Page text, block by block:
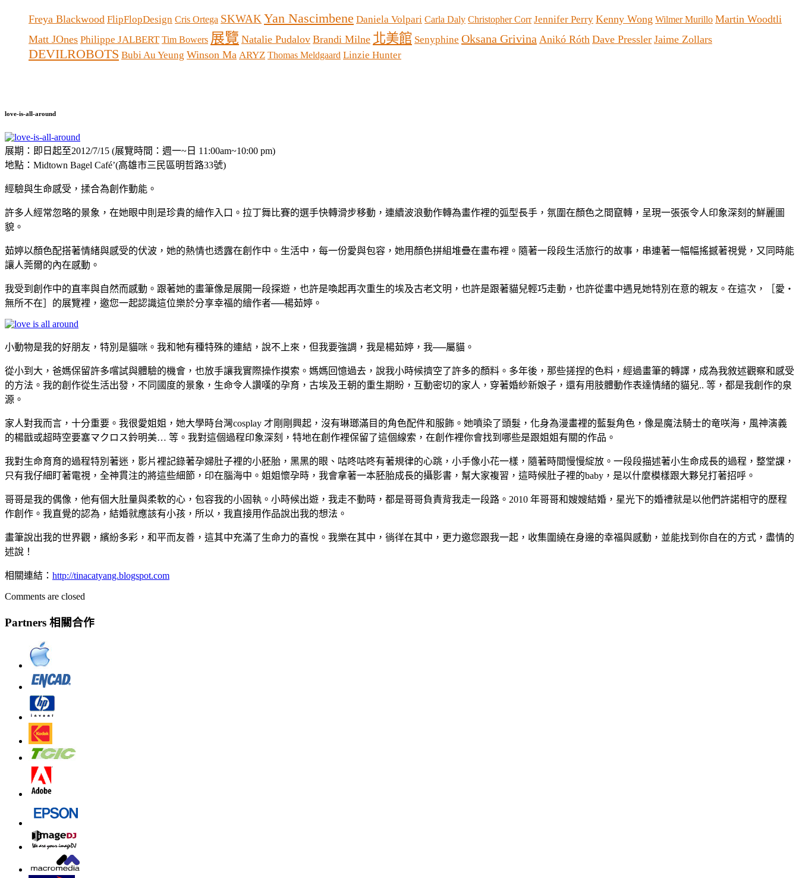
Freya Blackwood FlipFlopDesign Cris Ortega SKWAKYan Nascimbene Daniela Volpari Carla Daly Christopher Corr Jennifer Perry Kenny Wong Wilmer Murillo Martin Woodtli
Matt JOnes Philippe JALBERT Tim Bowers 展覽 Natalie Pudalov Brandi Milne 北美館 Senyphine Oksana Grivina Anikó Róth Dave Pressler Jaime Zollars
DEVILROBOTS Bubi Au Yeung Winson Ma ARYZ Thomas Meldgaard Linzie Hunter
love-is-all-around
展期：即日起至2012/7/15 (展覽時間：週一~日 11:00am~10:00 pm)
地點：Midtown Bagel Café’(高雄市三民區明哲路33號)
經驗與生命感受，揉合為創作動能。
許多人經常忽略的景象，在她眼中則是珍貴的繪作入口。拉丁舞比賽的選手快轉滑步移動，連續波浪動作轉為畫作裡的弧型長手，氛圍在顏色之間竄轉，呈現一張張令人印象深刻的鮮麗圖
貌。
茹婷以顏色配搭著情緒與感受的伏波，她的熱情也透露在創作中。生活中，每一份愛與包容，她用顏色拼組堆疊在畫布裡。隨著一段段生活旅行的故事，串連著一幅幅搖撼著視覺，又同時能
讓人莞爾的內在感動。
我受到創作中的直率與自然而感動。跟著她的畫筆像是展開一段探遊，也許是喚起再次重生的埃及古老文明，也許是跟著貓兒輕巧走動，也許從畫中遇見她特別在意的親友。在這次，［愛‧
無所不在］的展覽裡，邀您一起認識這位樂於分享幸福的繪作者──楊茹婷。
小動物是我的好朋友，特別是貓咪。我和牠有種特殊的連結，說不上來，但我要強調，我是楊茹婷，我──屬貓。
從小到大，爸媽保留許多嚐試與體驗的機會，也放手讓我實際操作摸索。媽媽回憶過去，說我小時候擠空了許多的顏料。多年後，那些搓捏的色料，經過畫筆的轉譯，成為我敘述觀察和感受
的方法。我的創作從生活出發，不同國度的景象，生命令人讚嘆的孕育，古埃及王朝的重生期盼，互動密切的家人，穿著婚紗新娘子，還有用肢體動作表達情緒的貓兒.. 等，都是我創作的泉
源。
家人對我而言，十分重要。我很愛姐姐，她大學時台灣cosplay 才剛剛興起，沒有琳瑯滿目的角色配件和服飾。她噴染了頭髮，化身為漫畫裡的藍髮角色，像是魔法騎士的竜咲海，風神演義
的楊戩或超時空要塞マクロス鈴明美… 等。我對這個過程印象深刻，特地在創作裡保留了這個線索，在創作裡你會找到哪些是跟姐姐有關的作品。
我對生命育育的過程特別著迷，影片裡記錄著孕婦肚子裡的小胚胎，黑黑的眼、咕咚咕咚有著規律的心跳，小手像小花一樣，隨著時間慢慢綻放。一段段描述著小生命成長的過程，整堂課，
只有我仔細盯著電視，全神貫注的將這些細節，印在腦海中。姐姐懷孕時，我會拿著一本胚胎成長的攝影書，幫大家複習，這時候肚子裡的baby，是以什麼模樣跟大夥兒打著招呼。
哥哥是我的偶像，他有個大肚量與柔軟的心，包容我的小固執。小時候出遊，我走不動時，都是哥哥負責背我走一段路。2010 年哥哥和嫂嫂結婚，星光下的婚禮就是以他們許諾相守的歷程
作創作。我直覺的認為，結婚就應該有小孩，所以，我直接用作品說出我的想法。
畫筆說出我的世界觀，繽紛多彩，和平而友善，這其中充滿了生命力的喜悅。我樂在其中，徜徉在其中，更力邀您跟我一起，收集圍繞在身邊的幸福與感動，並能找到你自在的方式，盡情的
述說！
相關連結： http://tinacatyang.blogspot.com
Comments are closed
Partners 相關合作